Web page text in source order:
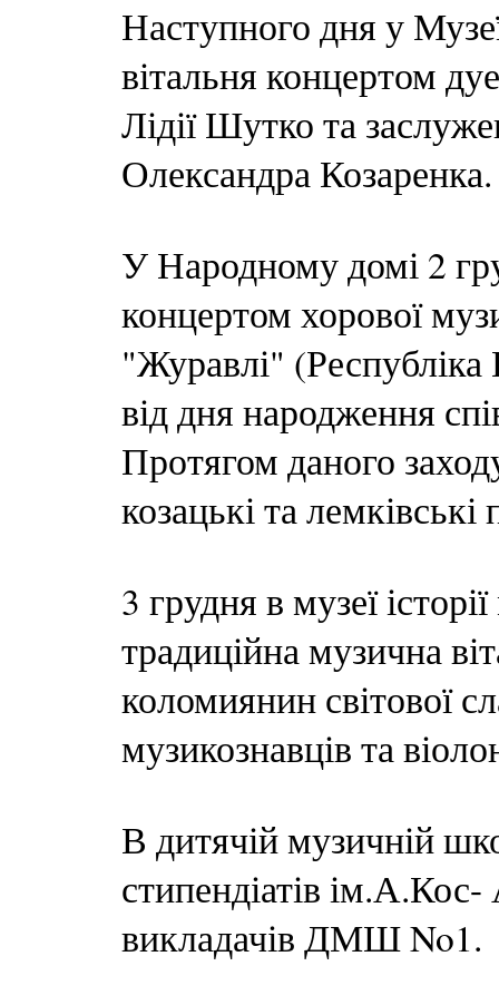
Наступного дня у
вітальня концертом
Лідії Шутко та
Олександра Козаренка.
У Народному домі 2
концертом хорової
"Журавлі"
від дня народження
Протягом даного
козацькі та лемківські
3 грудня в музеї
традиційна музична
коломиянин світової
музикознавців та
В дитячій музичній
стипендіатів
викладачів ДМШ No1.